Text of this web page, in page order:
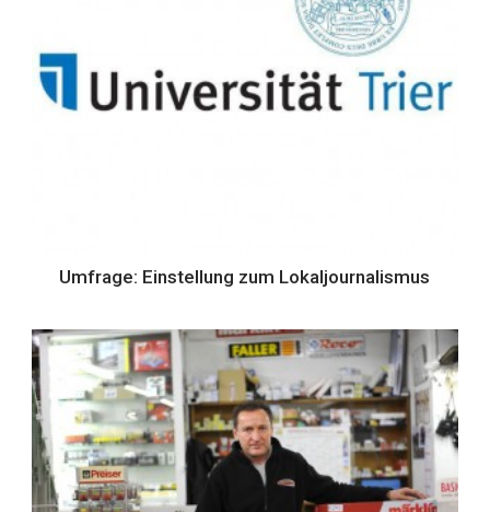
Umfrage: Einstellung zum Lokaljournalismus